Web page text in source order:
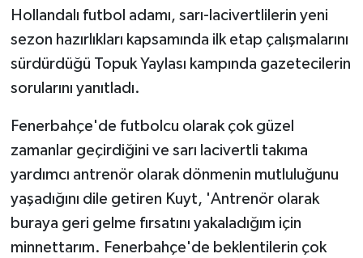
Hollandalı futbol adamı, sarı-lacivertlilerin yeni
sezon hazırlıkları kapsamında ilk etap çalışmalarını
sürdürdüğü Topuk Yaylası kampında gazetecilerin
sorularını yanıtladı.
Fenerbahçe'de futbolcu olarak çok güzel
zamanlar geçirdiğini ve sarı lacivertli takıma
yardımcı antrenör olarak dönmenin mutluluğunu
yaşadığını dile getiren Kuyt, 'Antrenör olarak
buraya geri gelme fırsatını yakaladığım için
minnettarım. Fenerbahçe'de beklentilerin çok